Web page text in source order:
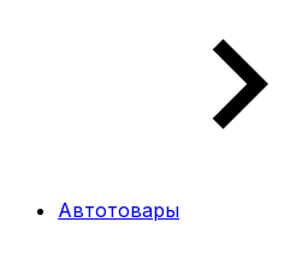
Автотовары